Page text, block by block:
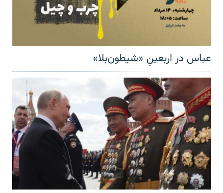
عباس در اربعینِ «شیطون‌بلا»